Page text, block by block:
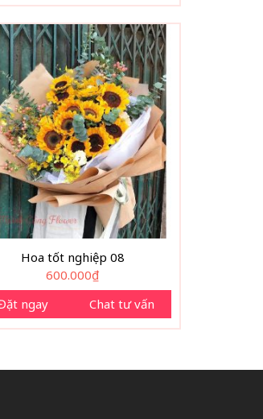
Hoa tốt nghiệp 08
600.000₫
ngay
Chat tư vấn